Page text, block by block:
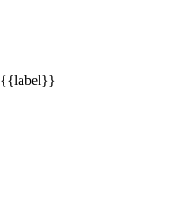
{{label}}